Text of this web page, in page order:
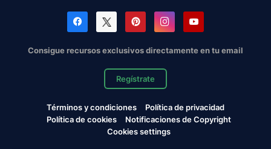
Consigue recursos exclusivos directamente en tu email
Regístrate
Términos y condiciones
Política de privacidad
Política de cookies
Notificaciones de Copyright
Cookies settings